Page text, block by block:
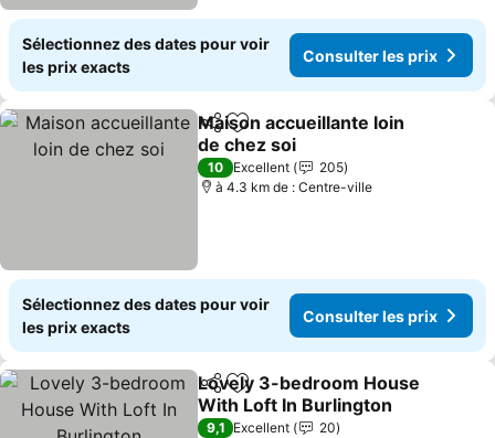
Sélectionnez des dates pour voir
les prix exacts
Consulter les prix
PartagerAjouter à mes favoris
Maison accueillante loin
de chez soi
10 Excellent
205
à 4.3 km de : Centre-ville
Sélectionnez des dates pour voir
les prix exacts
Consulter les prix
PartagerAjouter à mes favoris
Lovely 3-bedroom House
With Loft In Burlington
9,1 Excellent
20